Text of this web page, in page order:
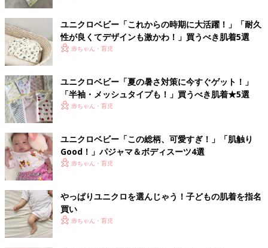
ユニクロベビー「これからの時期に大活躍！」「耐久
性が良くてデザインも激かわ！」買うべき肌着5選
赤ちゃん・育児
ユニクロベビー「夏の暑さ対策に今すぐゲット！」
「半袖・メッシュタイプも！」買うべき肌着★5選
赤ちゃん・育児
ユニクロベビー「この総柄、可愛すぎ！」「肌触り
Good！」パジャマ＆ボディスーツ4選
赤ちゃん・育児
やっぱりユニクロを選んじゃう！子どもの肌着を指名
買い
赤ちゃん・育児